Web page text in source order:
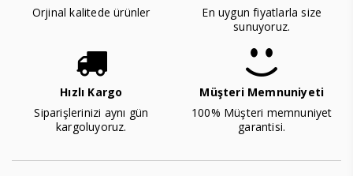
Orjinal kalitede ürünler
En uygun fiyatlarla size
sunuyoruz.
Hızlı Kargo
Siparişlerinizi aynı gün
kargoluyoruz.
Müşteri Memnuniyeti
100% Müşteri memnuniyet
garantisi.